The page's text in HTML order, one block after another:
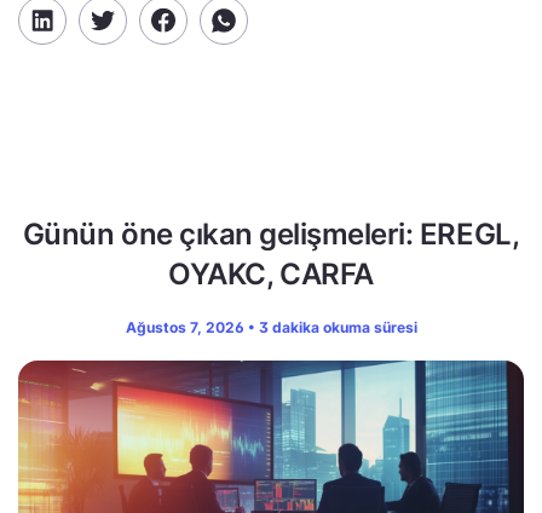
Günün öne çıkan gelişmeleri: EREGL,
OYAKC, CARFA
Ağustos 7, 2026 • 3 dakika okuma süresi